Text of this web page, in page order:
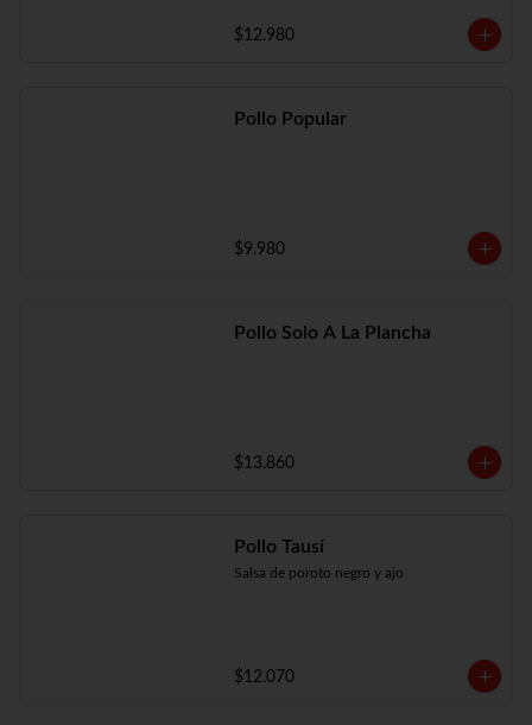
$12.980
Pollo Popular
$9.980
Pollo Solo A La Plancha
$13.860
Pollo Tausí
Salsa de poroto negro y ajo
$12.070